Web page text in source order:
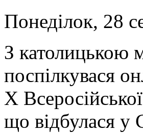
Понеділок, 28
З католицькою
поспілкувася
Х
що відбулася у